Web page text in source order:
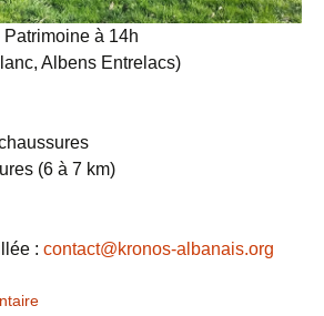
Patrimoine à 14h
Albens Entrelacs)
(6 à 7 km)
: contact@kronos-albanais.org